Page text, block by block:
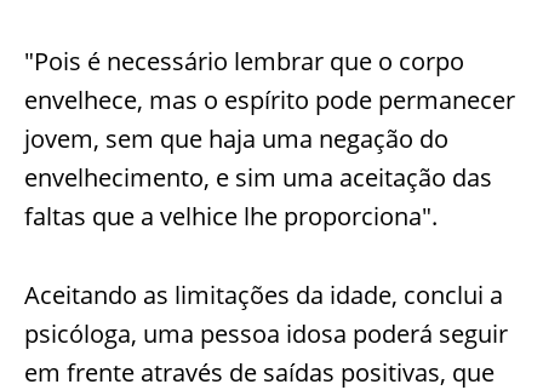
"Pois é necessário lembrar que o corpo
envelhece, mas o espírito pode permanecer
jovem, sem que haja uma negação do
envelhecimento, e sim uma aceitação das
faltas que a velhice lhe proporciona".
Aceitando as limitações da idade, conclui a
psicóloga, uma pessoa idosa poderá seguir
em frente através de saídas positivas, que